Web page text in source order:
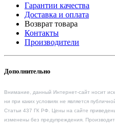
Гарантии качества
Доставка и оплата
Возврат товара
Контакты
Производители
Дополнительно
Внимание, данный Интернет-сайт носит
ни при каких условиях не является
Статьи 437 ГК РФ. Цены на сайте
изменены без предупреждения.